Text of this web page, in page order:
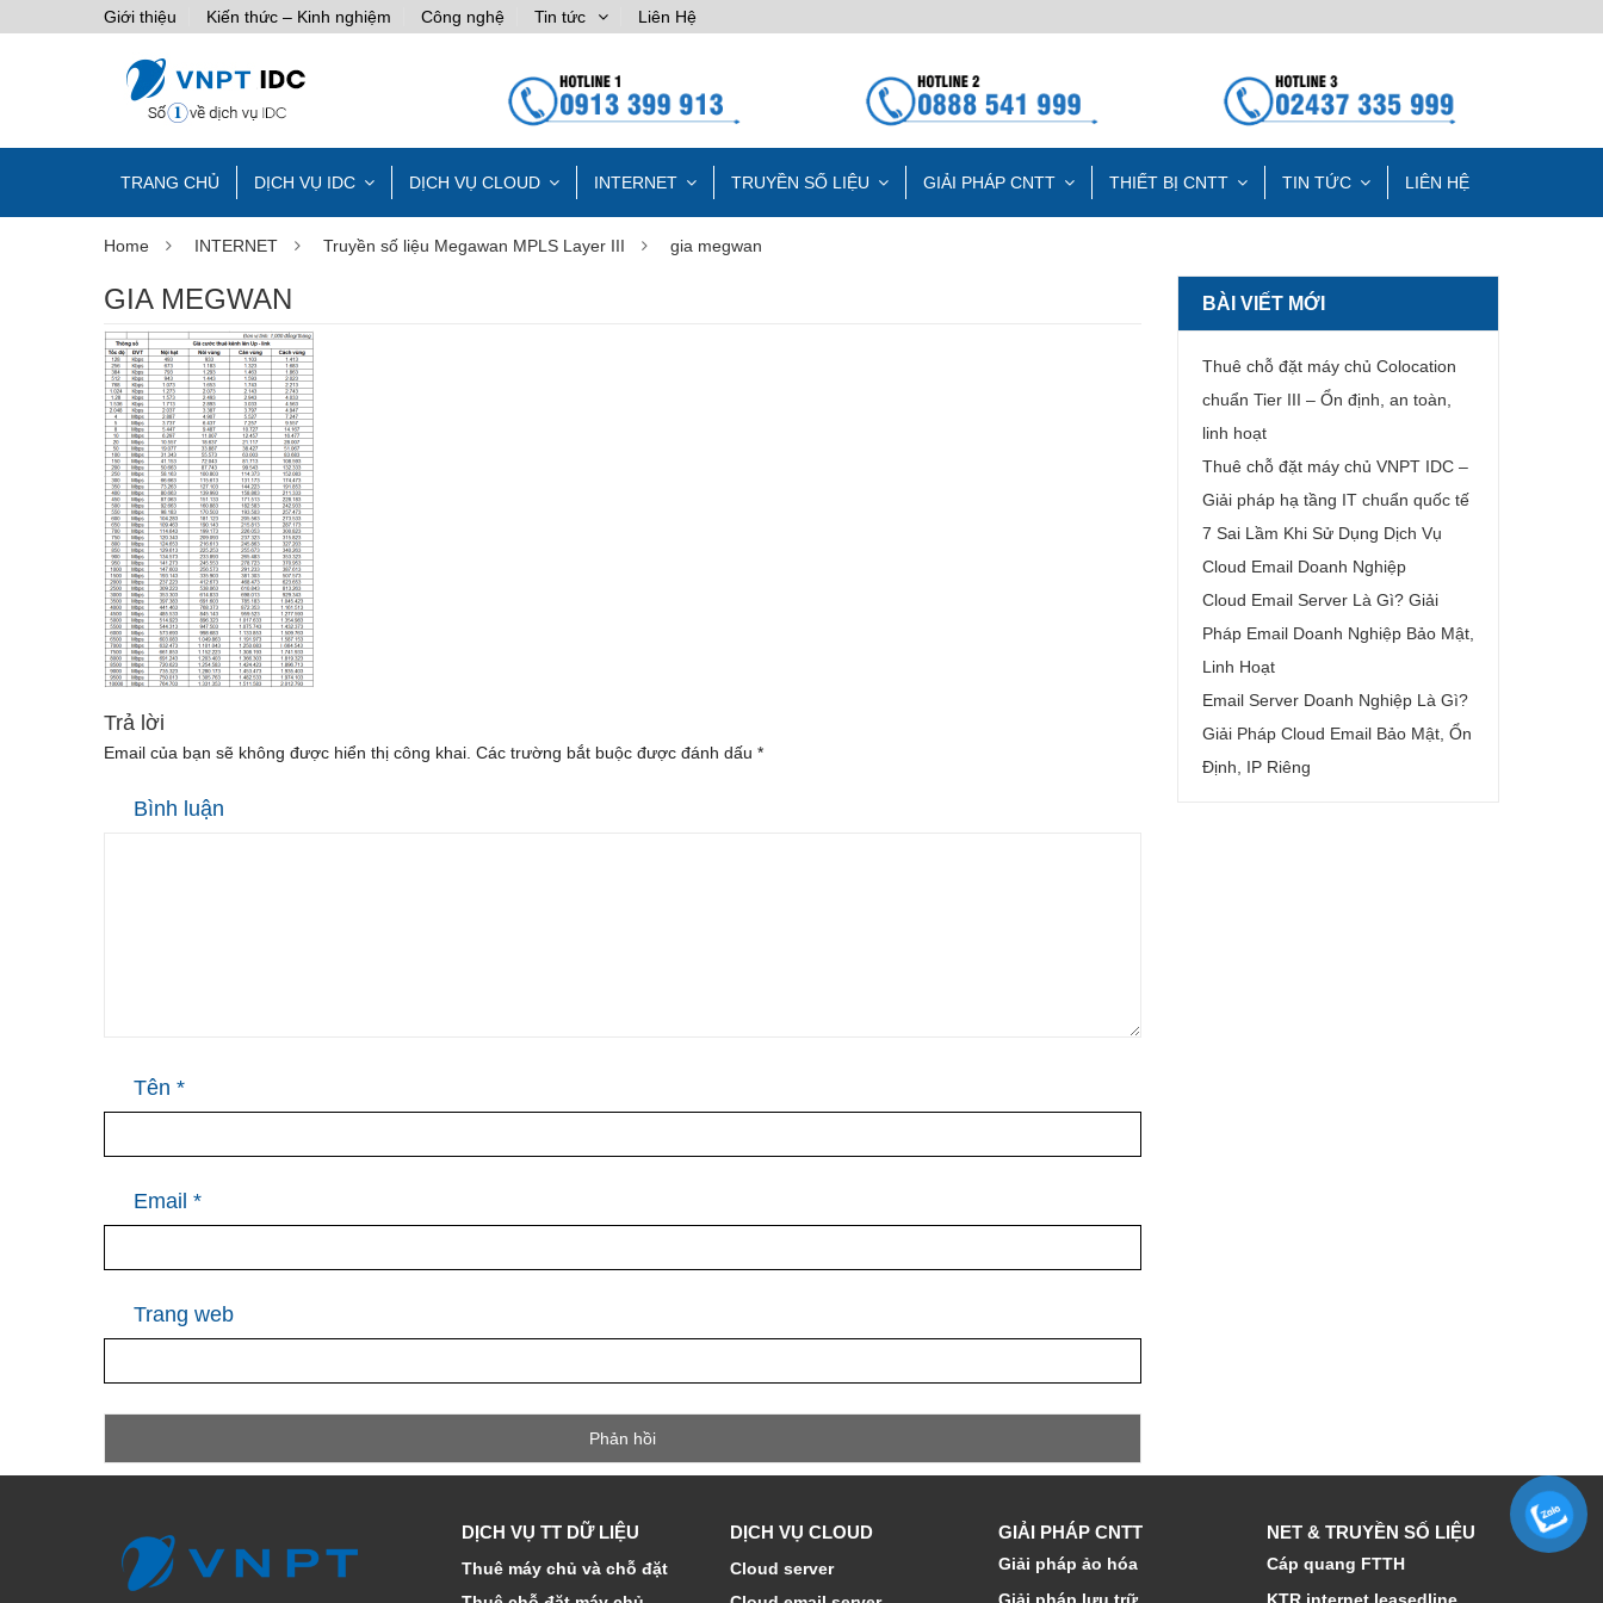
Giới thiệu Kiến thức – Kinh nghiệm Công nghệ Tin tức Liên Hệ
TRANG CHỦ DỊCH VỤ IDC DỊCH VỤ CLOUD INTERNET TRUYỀN SỐ LIỆU GIẢI PHÁP CNTT THIẾT BỊ CNTT TIN TỨC LIÊN HỆ
Home INTERNET Truyền số liệu Megawan MPLS Layer III gia megwan
GIA MEGWAN
Trả lời
Email của bạn sẽ không được hiển thị công khai. Các trường bắt buộc được đánh dấu *
Bình luận
Tên *
Email *
Trang web
BÀI VIẾT MỚI
Thuê chỗ đặt máy chủ Colocation
chuẩn Tier III – Ổn định, an toàn,
linh hoạt
Thuê chỗ đặt máy chủ VNPT IDC –
Giải pháp hạ tầng IT chuẩn quốc tế
7 Sai Lầm Khi Sử Dụng Dịch Vụ
Cloud Email Doanh Nghiệp
Cloud Email Server Là Gì? Giải
Pháp Email Doanh Nghiệp Bảo Mật,
Linh Hoạt
Email Server Doanh Nghiệp Là Gì?
Giải Pháp Cloud Email Bảo Mật, Ổn
Định, IP Riêng
DỊCH VỤ TT DỮ LIỆU
Thuê máy chủ và chỗ đặt
DỊCH VỤ CLOUD
Cloud server
GIẢI PHÁP CNTT
Giải pháp ảo hóa
NET & TRUYỀN SỐ LIỆU
Cáp quang FTTH